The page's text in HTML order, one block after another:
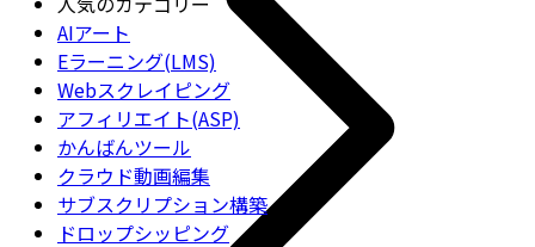
AIアート
Eラーニング(LMS)
Webスクレイピング
アフィリエイト(ASP)
かんばんツール
クラウド動画編集
サブスクリプション構築
ドロップシッピング